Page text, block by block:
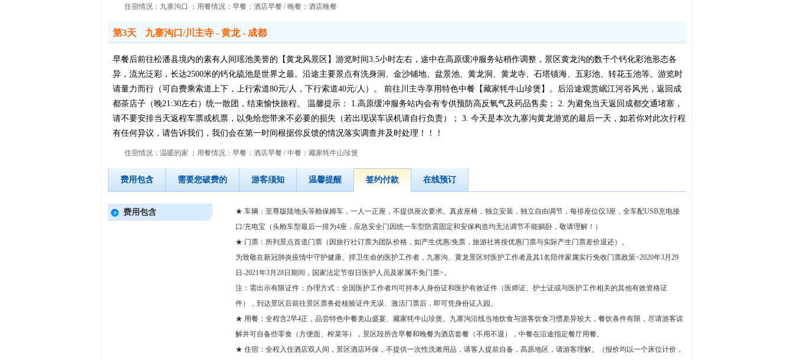
住宿情况：九寨沟口 ；用餐情况：早餐：酒店早餐 / 晚餐：酒店晚餐
第3天 九寨沟口/川主寺 - 黄龙 - 成都
早餐后前往松潘县境内的素有人间瑶池美誉的【黄龙风景区】游览时间3.5小时左右，途中在高原缓冲服务站稍作调整，景区黄龙沟的数千个钙化彩池形态各
异，流光泛彩，长达2500米的钙化硫池是世界之最。沿途主要景点有洗身洞、金沙铺地、盆景池、黄龙洞、黄龙寺、石塔镇海、五彩池、转花玉池等。游览时
请量力而行（可自费乘索道上下，上行索道80元/人，下行索道40元/人）。 前往川主寺享用特色中餐【藏家牦牛山珍煲】。后沿途观赏岷江河谷风光，返回成
都茶店子（晚21:30左右）统一散团，结束愉快旅程。 温馨提示： 1.高原缓冲服务站内会有专供预防高反氧气及药品售卖； 2. 为避免当天返回成都交通堵塞，
请不要安排当天返程车票或机票，以免给您带来不必要的损失（若出现误车误机请自行负责）； 3. 今天是本次九寨沟黄龙游览的最后一天，如若你对此次行程
有任何异议，请告诉我们，我们会在第一时间根据你反馈的情况落实调查并及时处理！！！
住宿情况：温暖的家 ；用餐情况：早餐：酒店早餐 / 中餐：藏家牦牛山珍煲
费用包含 需要您破费的 游客须知 温馨提醒 签约付款 在线预订
费用包含
★ 车辆：至尊版陆地头等舱保姆车，一人一正座，不提供座次要求。真皮座椅，独立安装，独立自由调节，每排座位仅3座，全车配USB充电接
口/充电宝（头舱车型最后一排为4座，应急安全门因统一车型防震固定和安保构造均无法调节不能躺卧，敬请理解！）
★ 门票：所列景点首道门票（因旅行社订票为团队价格，如产生优惠/免票，旅游社将按优惠门票与实际产生门票差价退还）。
为致敬在新冠肺炎疫情中守护健康、捍卫生命的医护工作者，九寨沟、黄龙景区对医护工作者及其1名陪伴家属实行免收门票政策<2020年3月29
日-2021年3月28日期间，国家法定节假日医护人员及家属不免门票>。
注：需出示有限证件；办理方式：全国医护工作者均可持本人身份证和医护有效证件（医师证、护士证或与医护工作相关的其他有效资格证
件），到达景区后前往景区票务处核验证件无误、激活门票后，即可凭身份证入园。
★ 用餐：全程含2早4正，品尝特色中餐羌山盛宴、藏家牦牛山珍煲。九寨沟沿线当地饮食与游客饮食习惯差异较大，餐饮条件有限，尽请游客谅
解并可自备些零食（方便面、榨菜等），景区段所含早餐和晚餐为酒店套餐（不用不退），中餐在沿途指定餐厅用餐。
★ 住宿：全程入住酒店双人间，景区酒店环保，不提供一次性洗漱用品，请客人提前自备，高原地区，请游客理解。（报价均以一个床位计价，